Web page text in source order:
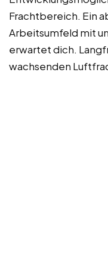
Frachtbereich. Ein
Arbeitsumfeld mit
erwartet dich.
wachsenden